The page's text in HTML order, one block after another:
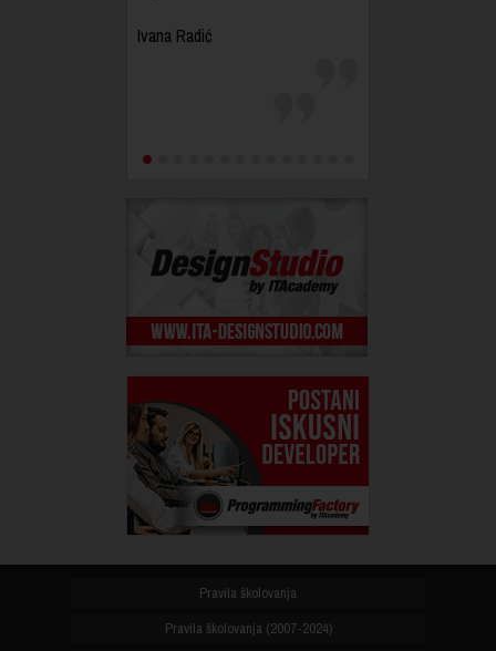
Ivana Radić
Pravila školovanja
Pravila školovanja (2007-2024)